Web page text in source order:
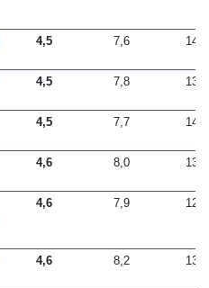
4,5 7,6 14,5
4,5 7,8 13,8
4,5 7,7 14,2
4,6 8,0 13,7
4,6 7,9 12,9
4,6 8,2 13,5